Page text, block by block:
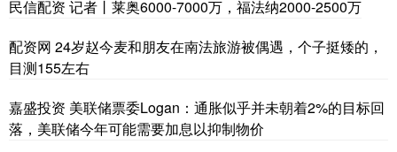
民信配资 记者丨莱奥6000-7000万，福法纳2000-2500万
配资网 24岁赵今麦和朋友在南法旅游被偶遇，个子挺矮的，
目测155左右
嘉盛投资 美联储票委Logan：通胀似乎并未朝着2%的目标回
落，美联储今年可能需要加息以抑制物价